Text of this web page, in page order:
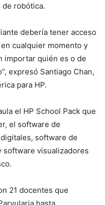
robótica.
debería tener acceso
cualquier momento y
importar quién es o de
expresó Santiago Chan,
para HP.
el HP School Pack que
el software de
software de
software visualizadores
21 docentes que
hasta